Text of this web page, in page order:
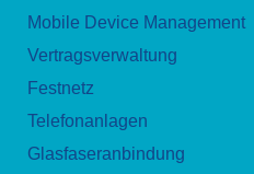
Mobile Device Management
Vertragsverwaltung
Festnetz
Telefonanlagen
Glasfaseranbindung